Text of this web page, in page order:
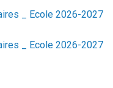
_ Ecole 2026-2027
_ Ecole 2026-2027